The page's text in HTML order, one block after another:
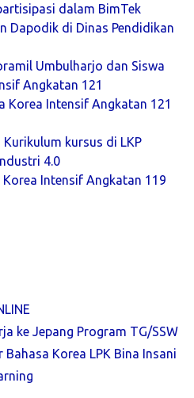
dalam BimTek
Dapodik di Dinas Pendidikan
Umbulharjo dan Siswa
Angkatan 121
Korea Intensif Angkatan 121
kursus di LKP
4.0
Intensif Angkatan 119
ke Jepang Program TG/SSW
Korea LPK Bina Insani